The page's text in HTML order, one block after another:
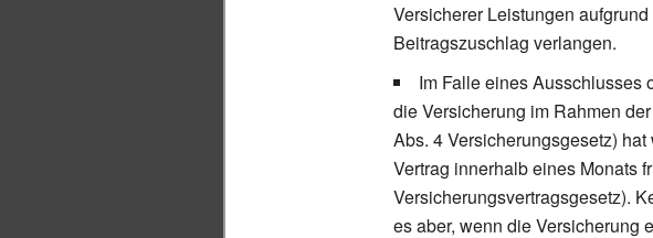
Versicherer Leistungen
Beitragszuschlag verlangen.
Im Falle eines Ausschlusses
die Versicherung im Rahmen
Abs. 4 Versicherungsgesetz)
Vertrag innerhalb eines Monats
Versicherungsvertragsgesetz).
es aber, wenn die Versicherung